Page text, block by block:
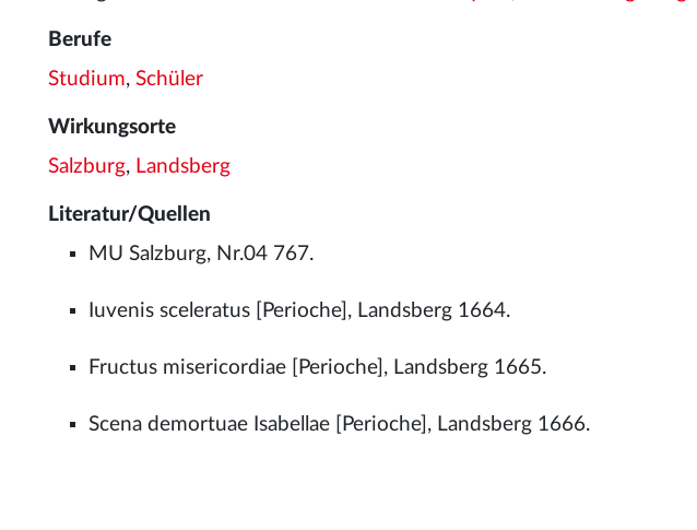
Berufe
Studium, Schüler
Wirkungsorte
Salzburg, Landsberg
Literatur/Quellen
MU Salzburg, Nr.04 767.
Iuvenis sceleratus [Perioche], Landsberg 1664.
Fructus misericordiae [Perioche], Landsberg 1665.
Scena demortuae Isabellae [Perioche], Landsberg 1666.